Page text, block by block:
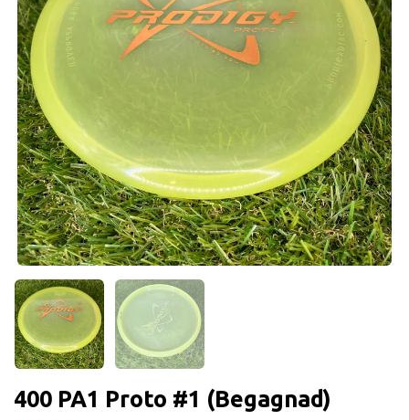
400 PA1 Proto #1 (Begagnad)